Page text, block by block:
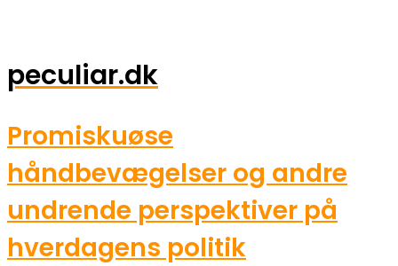
peculiar.dk
Promiskuøse
håndbevægelser og andre
undrende perspektiver på
hverdagens politik